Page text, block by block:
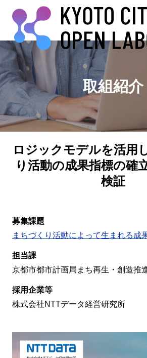
ここから本文です。
取組紹介
ロジックモデルを活用
り活動の成果指標の確
検証
募集課題
まちづくり活動によって生まれる成
担当課
京都市都市計画局まち再生・創造推
採用企業等
株式会社NTTデータ経営研究所